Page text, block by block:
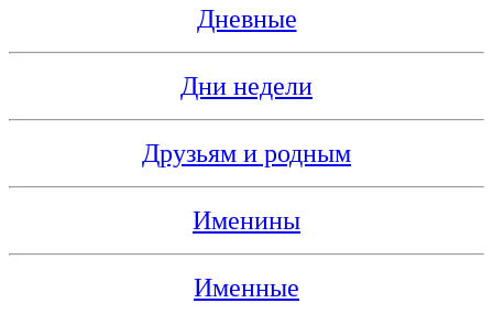
Дневные
Дни недели
Друзьям и родным
Именины
Именные